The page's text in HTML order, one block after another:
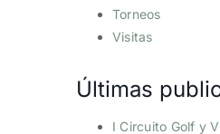
Torneos
Visitas
Últimas
I Circuito Golf y